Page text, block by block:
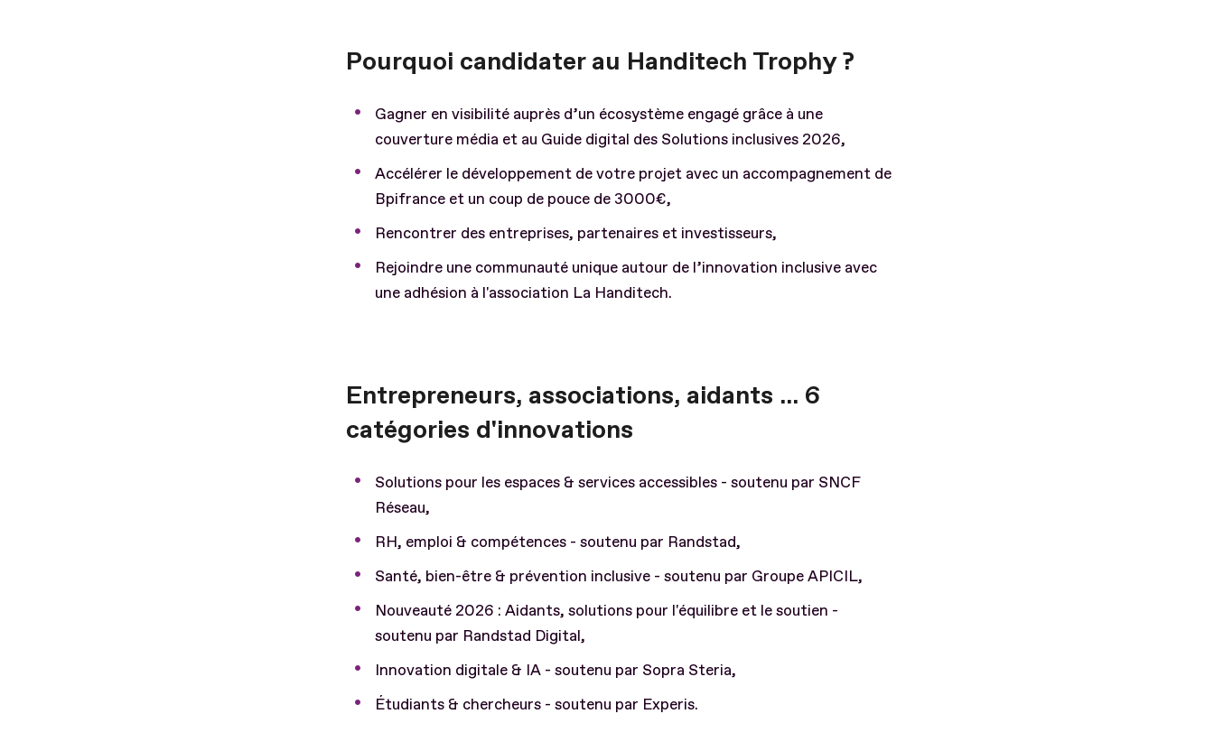
Pourquoi candidater au Handitech Trophy ?
Gagner en visibilité auprès d’un écosystème engagé grâce à une
couverture média et au Guide digital des Solutions inclusives 2026,
Accélérer le développement de votre projet avec un accompagnement de
Bpifrance et un coup de pouce de 3000€,
Rencontrer des entreprises, partenaires et investisseurs,
Rejoindre une communauté unique autour de l’innovation inclusive avec
une adhésion à l'association La Handitech.
Entrepreneurs, associations, aidants ... 6
catégories d'innovations
Solutions pour les espaces & services accessibles - soutenu par SNCF
Réseau,
RH, emploi & compétences - soutenu par Randstad,
Santé, bien-être & prévention inclusive - soutenu par Groupe APICIL,
Nouveauté 2026 : Aidants, solutions pour l'équilibre et le soutien -
soutenu par Randstad Digital,
Innovation digitale & IA - soutenu par Sopra Steria,
Étudiants & chercheurs - soutenu par Experis.